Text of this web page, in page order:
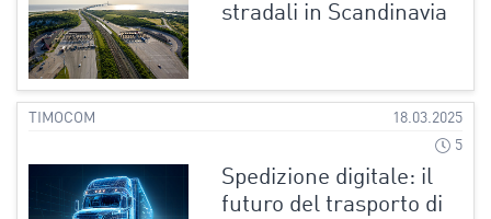
stradali in Scandinavia
TIMOCOM
18.03.2025
5
Spedizione digitale: il
futuro del trasporto di